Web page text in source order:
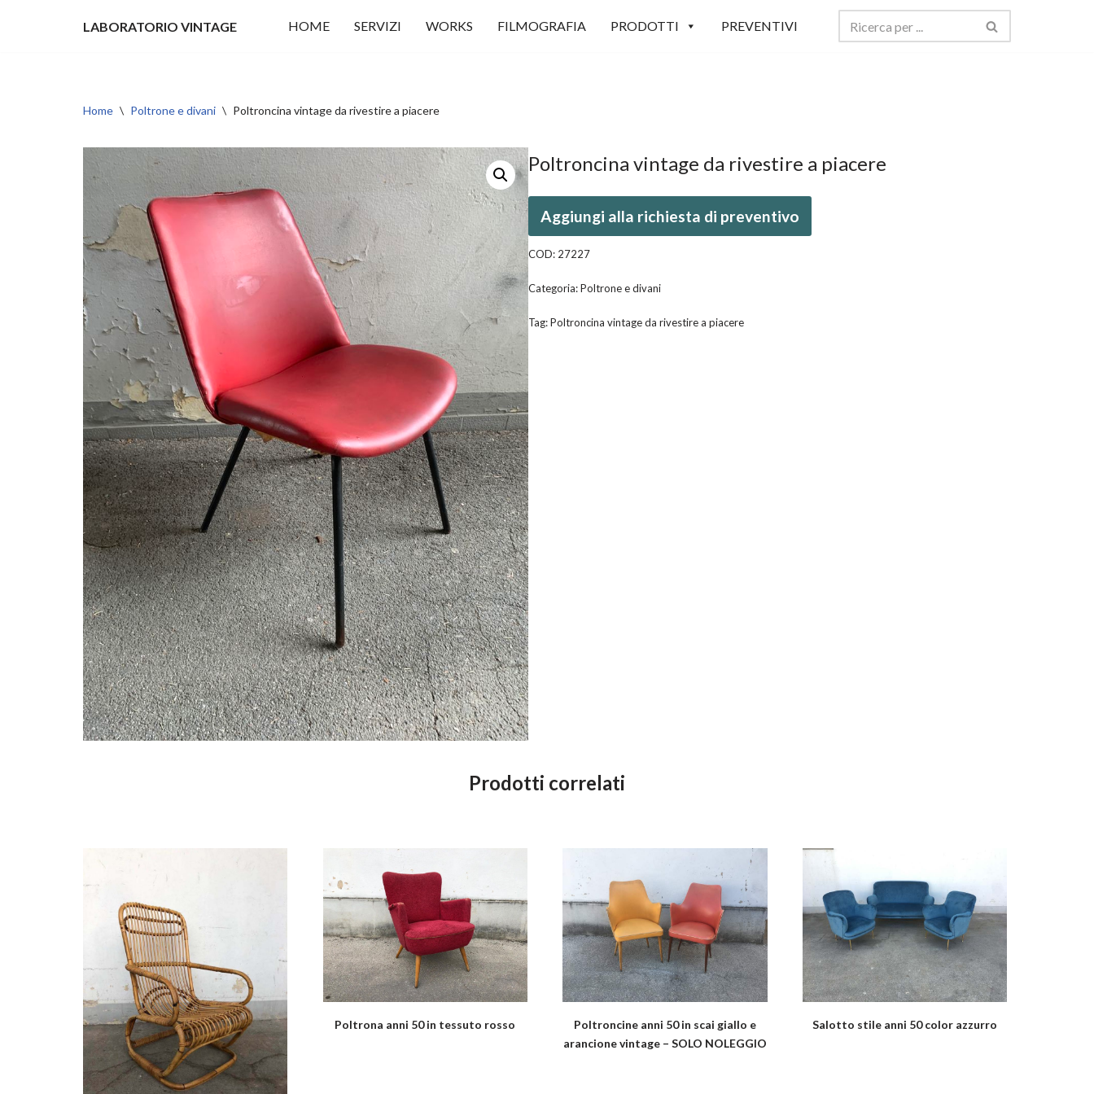
LABORATORIO VINTAGE HOME SERVIZI WORKS FILMOGRAFIA PRODOTTI PREVENTIVI
Home \ Poltrone e divani \ Poltroncina vintage da rivestire a piacere
Poltroncina vintage da rivestire a piacere
Aggiungi alla richiesta di preventivo
COD: 27227
Categoria:Poltrone e divani
Tag:Poltroncina vintage da rivestire a piacere
Prodotti correlati
Poltrona anni 50 in tessuto rosso
Poltroncine anni 50 in scai giallo e
arancione vintage – SOLO NOLEGGIO
Salotto stile anni 50 color azzurro